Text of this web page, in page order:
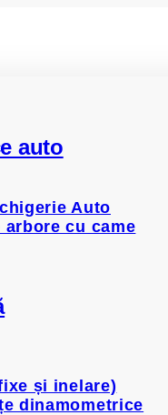
auto
Auto
cu came
și inelare)
dinamometrice